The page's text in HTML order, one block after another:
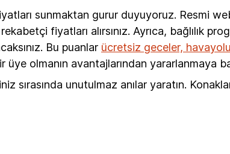
sunmaktan gurur duyuyoruz. Resmi
fiyatları alırsınız. Ayrıca, bağlılık
Bu puanlar ücretsiz geceler,
üye olmanın avantajlarından yararlanmaya
unutulmaz anılar yaratın.